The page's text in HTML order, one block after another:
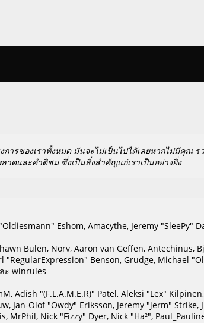
รของเราทั้งหมด มันจะไม่เป็นไปได้เลยหากไม่มีคุณ ร
ดและคำติชม ซึ่งเป็นสิ่งสำคัญแก่เราเป็นอย่างยิ่ง
Eshom, Amacythe, Jeremy "SleePy"
Bulen, Norv, Aaron van Geffen, Antechinus,
"RegularExpression" Benson, Grudge, Michael
ะ winrules
Adish "(F.L.A.M.E.R)" Patel, Aleksi "Lex"
Jan-Olof "Owdy" Eriksson, Jeremy "jerm" Strike,
Nick "Fizzy" Dyer, Nick "Ha²",